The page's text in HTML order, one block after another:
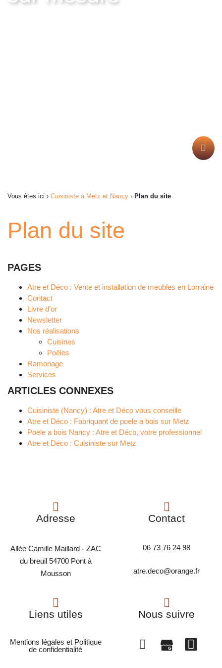
Vous êtes ici › Cuisiniste à Metz et Nancy › Plan du site
Plan du site
PAGES
Atre et Déco : Vente et installation de meubles en Lorraine
Contact
Livre d’or
Newsletter
Nos réalisations
Cuisines
Poêles
Ramonage
Services
ARTICLES CONNEXES
Cuisiniste (Nancy) : Atre et Déco vous conseille
Atre et Déco : Fabriquant de poele a bois sur Metz
Poele a bois Nancy : Atre et Déco, votre professionnel
Atre et Déco : Cuisiniste sur Metz
Adresse
Allée Camille Maillard - ZAC
du breuil 54700 Pont à
Mousson
Contact
06 73 76 24 98
atre.deco@orange.fr
Liens utiles
Mentions légales et Politique
de confidentialité
Nous suivre